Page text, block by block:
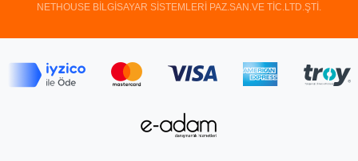
NETHOUSE BİLGİSAYAR SİSTEMLERİ PAZ.SAN.VE TİC.LTD.ŞTİ.